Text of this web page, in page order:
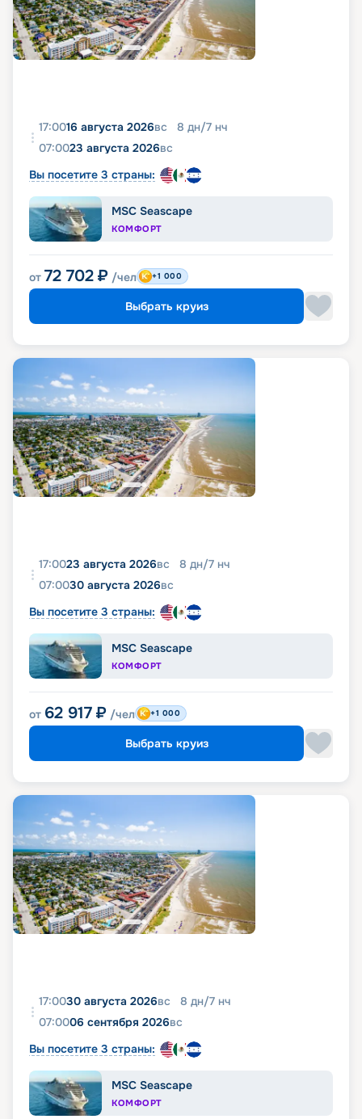
17:0016 августа 2026вс 8 дн/7 нч
07:0023 августа 2026вс
Вы посетите 3 страны:
MSC Seascape
КОМФОРТ
от 72 702 ₽ /чел +1 000
Выбрать круиз
17:0023 августа 2026вс 8 дн/7 нч
07:0030 августа 2026вс
Вы посетите 3 страны:
MSC Seascape
КОМФОРТ
от 62 917 ₽ /чел +1 000
Выбрать круиз
17:0030 августа 2026вс 8 дн/7 нч
07:0006 сентября 2026вс
Вы посетите 3 страны:
MSC Seascape
КОМФОРТ